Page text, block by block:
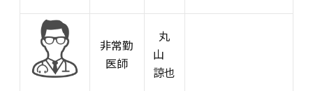
非常勤
医師
丸
山
諒也